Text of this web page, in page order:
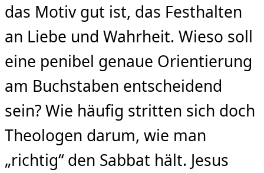
das Motiv gut ist, das Festhalten
an Liebe und Wahrheit. Wieso soll
eine penibel genaue Orientierung
am Buchstaben entscheidend
sein? Wie häufig stritten sich doch
Theologen darum, wie man
„richtig“ den Sabbat hält. Jesus